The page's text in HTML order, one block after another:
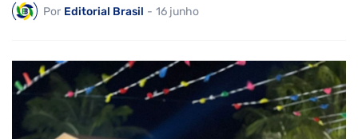
Por Editorial Brasil - 16 junho